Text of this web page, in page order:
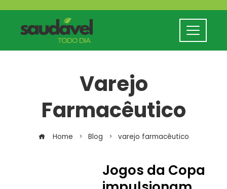
Varejo
Farmacêutico
Home Blog varejo farmacêutico
Jogos da Copa